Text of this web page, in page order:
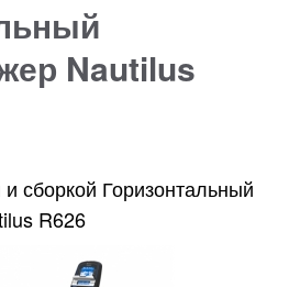
Nautilus
и сборкой Горизонтальный
R626